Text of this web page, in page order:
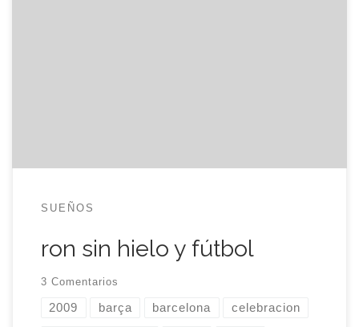
SUEÑOS
ron sin hielo y fútbol
3 Comentarios
2009 barça barcelona celebracion